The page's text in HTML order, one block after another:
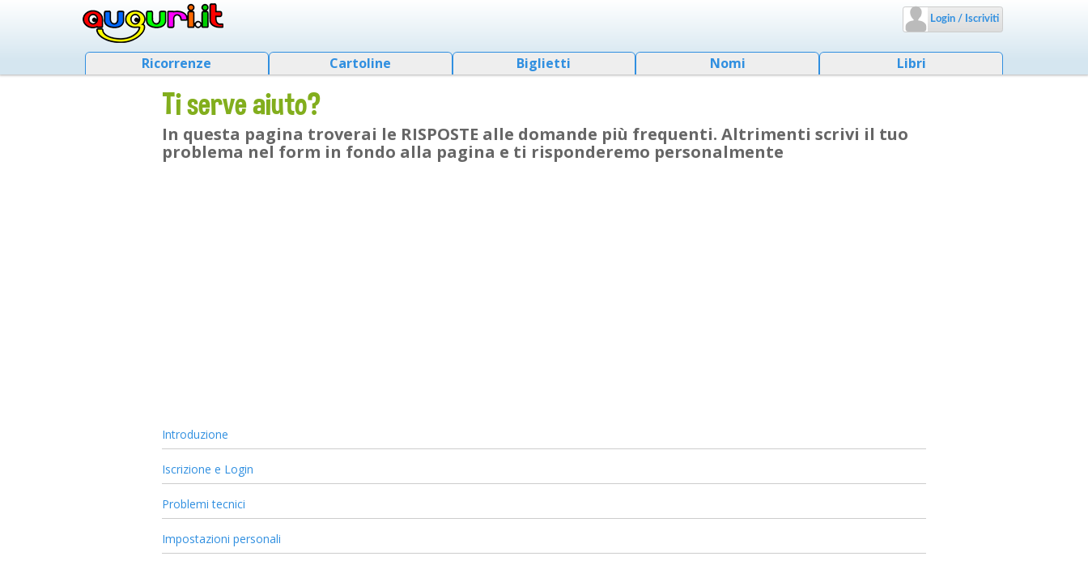
Login / Iscriviti
Ricorrenze Cartoline Biglietti Nomi Libri
Ti serve aiuto?
In questa pagina troverai le RISPOSTE alle domande più frequenti. Altrimenti scrivi il tuo
problema nel form in fondo alla pagina e ti risponderemo personalmente
Introduzione
Iscrizione e Login
Problemi tecnici
Impostazioni personali